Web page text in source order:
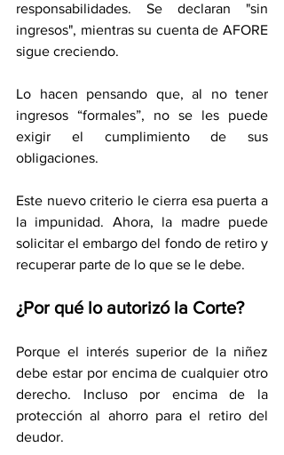
responsabilidades. Se declaran "sin
ingresos", mientras su cuenta de AFORE
sigue creciendo.
Lo hacen pensando que, al no tener
ingresos “formales”, no se les puede
exigir el cumplimiento de sus
obligaciones.
Este nuevo criterio le cierra esa puerta a
la impunidad. Ahora, la madre puede
solicitar el embargo del fondo de retiro y
recuperar parte de lo que se le debe.
¿Por qué lo autorizó la Corte?
Porque el interés superior de la niñez
debe estar por encima de cualquier otro
derecho. Incluso por encima de la
protección al ahorro para el retiro del
deudor.